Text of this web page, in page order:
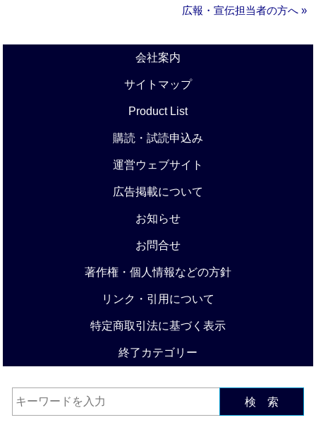
広報・宣伝担当者の方へ »
会社案内
サイトマップ
Product List
購読・試読申込み
運営ウェブサイト
広告掲載について
お知らせ
お問合せ
著作権・個人情報などの方針
リンク・引用について
特定商取引法に基づく表示
終了カテゴリー
検 索